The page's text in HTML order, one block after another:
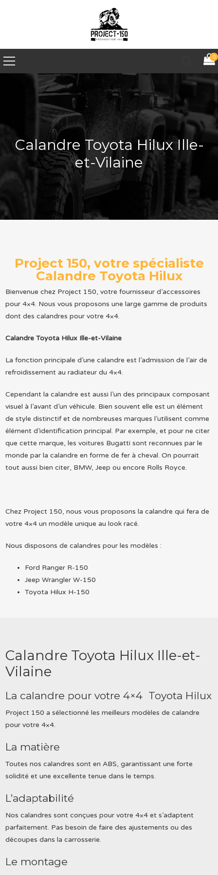
0
Calandre Toyota Hilux Ille-
et-Vilaine
Project 150, votre spécialiste
Calandre Toyota Hilux
Bienvenue chez Project 150, votre fournisseur d’accessoires
pour 4×4. Nous vous proposons une large gamme de produits
dont des calandres pour votre 4×4.
Calandre Toyota Hilux Ille-et-Vilaine
La fonction principale d’une calandre est l’admission de l’air de
refroidissement au radiateur du 4×4.
Cependant la calandre est aussi l’un des principaux composant
visuel à l’avant d’un véhicule. Bien souvent elle est un élément
de style distinctif et de nombreuses marques l’utilisent comme
élément d’identification principal. Par exemple, et pour ne citer
que cette marque, les voitures Bugatti sont reconnues par le
monde par la calandre en forme de fer à cheval. On pourrait
tout aussi bien citer, BMW, Jeep ou encore Rolls Royce.
Chez Project 150, nous vous proposons la calandre qui fera de
votre 4×4 un modèle unique au look racé.
Nous disposons de calandres pour les modèles :
Ford Ranger R-150
Jeep Wrangler W-150
Toyota Hilux H-150
Calandre Toyota Hilux Ille-et-
Vilaine
La calandre pour votre 4×4 Toyota Hilux
Project 150 a sélectionné les meilleurs modèles de calandre
pour votre 4×4.
La matière
Toutes nos calandres sont en ABS, garantissant une forte
solidité et une excellente tenue dans le temps.
L’adaptabilité
Nos calandres sont conçues pour votre 4×4 et s’adaptent
parfaitement. Pas besoin de faire des ajustements ou des
découpes dans la carrosserie.
Le montage